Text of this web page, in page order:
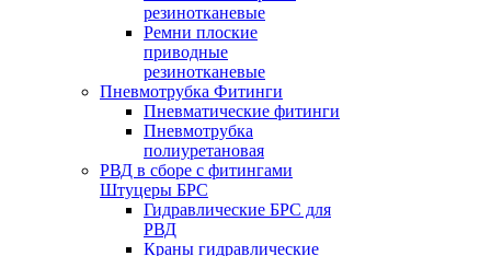
резинотканевые
Ремни плоские
приводные
резинотканевые
Пневмотрубка Фитинги
Пневматические фитинги
Пневмотрубка
полиуретановая
РВД в сборе с фитингами
Штуцеры БРС
Гидравлические БРС для
РВД
Краны гидравлические